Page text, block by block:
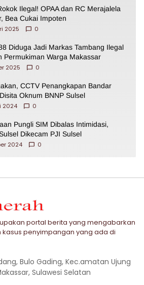
Ilegal! OPAA dan RC Merajalela
Bea Cukai Impoten
2025
0
Diduga Jadi Markas Tambang Ilegal
Permukiman Warga Makassar
2025
0
CCTV Penangkapan Bandar
Oknum BNNP Sulsel
2024
0
Pungli SIM Dibalas Intimidasi,
Dikecam PJI Sulsel
2024
0
portal berita yang mengabarkan
penyimpangan yang ada di
Bulo Gading, Kec.amatan Ujung
Sulawesi Selatan